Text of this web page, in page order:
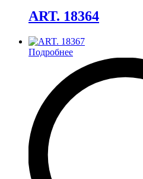
ART. 18364
Подробнее